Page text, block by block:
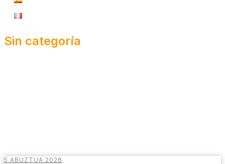
Sin categoría
5 ABUZTUA 2026